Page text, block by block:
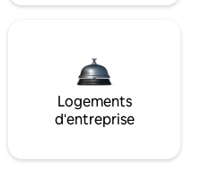
Logements
d'entreprise